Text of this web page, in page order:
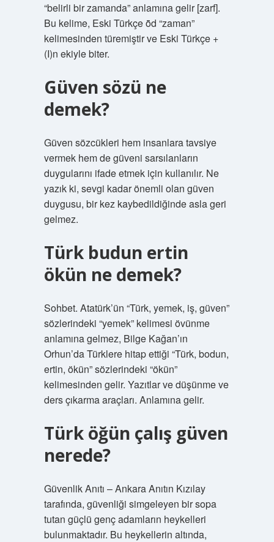
“belirli bir zamanda” anlamına gelir [zarf].
Bu kelime, Eski Türkçe ȫd “zaman”
kelimesinden türemiştir ve Eski Türkçe +
(I)n ekiyle biter.
Güven sözü ne
demek?
Güven sözcükleri hem insanlara tavsiye
vermek hem de güveni sarsılanların
duygularını ifade etmek için kullanılır. Ne
yazık ki, sevgi kadar önemli olan güven
duygusu, bir kez kaybedildiğinde asla geri
gelmez.
Türk budun ertin
ökün ne demek?
Sohbet. Atatürk’ün “Türk, yemek, iş, güven”
sözlerindeki “yemek” kelimesi övünme
anlamına gelmez, Bilge Kağan’ın
Orhun’da Türklere hitap ettiği “Türk, bodun,
ertin, ökün” sözlerindeki “ökün”
kelimesinden gelir. Yazıtlar ve düşünme ve
ders çıkarma araçları. Anlamına gelir.
Türk öğün çalış güven
nerede?
Güvenlik Anıtı – Ankara Anıtın Kızılay
tarafında, güvenliği simgeleyen bir sopa
tutan güçlü genç adamların heykelleri
bulunmaktadır. Bu heykellerin altında,